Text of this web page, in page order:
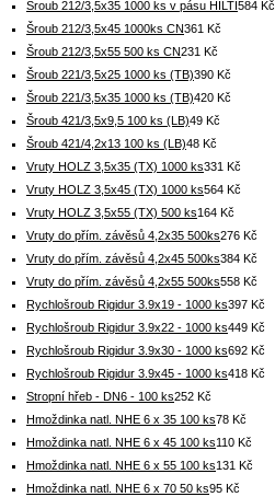
Šroub 212/3,5x35 1000 ks v pásu HILTI584 Kč
Šroub 212/3,5x45 1000ks CN361 Kč
Šroub 212/3,5x55 500 ks CN231 Kč
Šroub 221/3,5x25 1000 ks (TB)390 Kč
Šroub 221/3,5x35 1000 ks (TB)420 Kč
Šroub 421/3,5x9,5 100 ks (LB)49 Kč
Šroub 421/4,2x13 100 ks (LB)48 Kč
Vruty HOLZ 3,5x35 (TX) 1000 ks331 Kč
Vruty HOLZ 3,5x45 (TX) 1000 ks564 Kč
Vruty HOLZ 3,5x55 (TX) 500 ks164 Kč
Vruty do přím. závěsů 4,2x35 500ks276 Kč
Vruty do přím. závěsů 4,2x45 500ks384 Kč
Vruty do přím. závěsů 4,2x55 500ks558 Kč
Rychlošroub Rigidur 3.9x19 - 1000 ks397 Kč
Rychlošroub Rigidur 3.9x22 - 1000 ks449 Kč
Rychlošroub Rigidur 3.9x30 - 1000 ks692 Kč
Rychlošroub Rigidur 3.9x45 - 1000 ks418 Kč
Stropní hřeb - DN6 - 100 ks252 Kč
Hmoždinka natl. NHE 6 x 35 100 ks78 Kč
Hmoždinka natl. NHE 6 x 45 100 ks110 Kč
Hmoždinka natl. NHE 6 x 55 100 ks131 Kč
Hmoždinka natl. NHE 6 x 70 50 ks95 Kč